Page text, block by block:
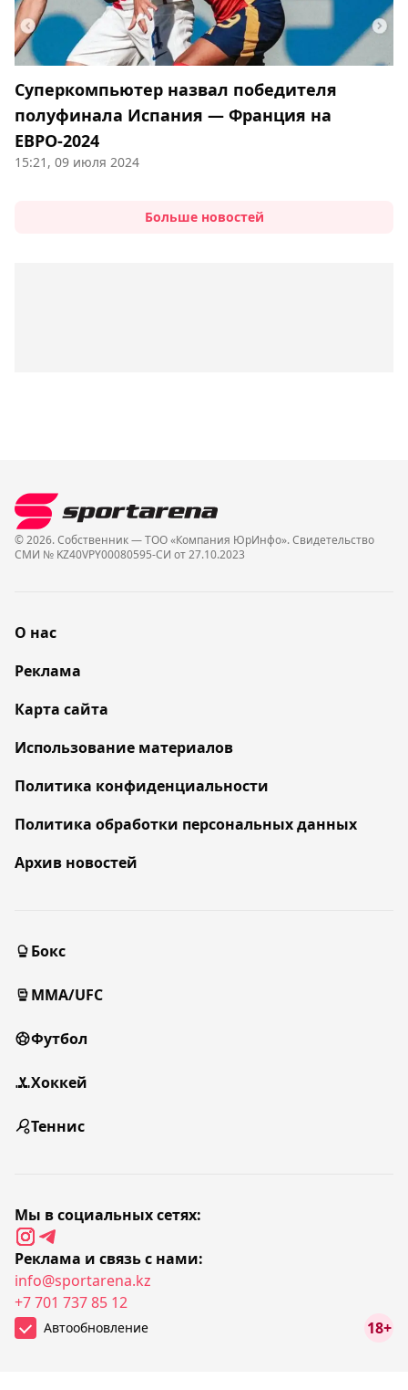
Суперкомпьютер назвал победителя
полуфинала Испания — Франция на
ЕВРО-2024
15:21, 09 июля 2024
Больше новостей
© 2026. Собственник — ТОО «Компания ЮрИнфо». Cвидетельство
СМИ № KZ40VPY00080595-СИ от 27.10.2023
О нас
Реклама
Карта сайта
Использование материалов
Политика конфиденциальности
Политика обработки персональных данных
Архив новостей
Бокс
MMA/UFC
Футбол
Хоккей
Теннис
Мы в социальных сетях:
Реклама и связь с нами:
info@sportarena.kz
+7 701 737 85 12
Автообновление 18+